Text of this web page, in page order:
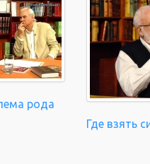
рода
Где взять